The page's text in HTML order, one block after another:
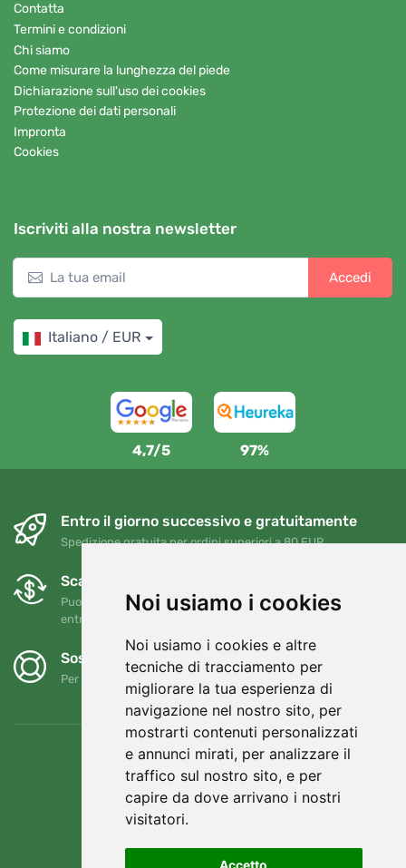
Noi usiamo i cookies
Noi usiamo i cookies e altre
tecniche di tracciamento per
migliorare la tua esperienza di
navigazione nel nostro sito, per
mostrarti contenuti personalizzati
e annunci mirati, per analizzare il
traffico sul nostro sito, e per
capire da dove arrivano i nostri
visitatori.
Accetto
Contatta
Termini e condizioni
Chi siamo
Come misurare la lunghezza del piede
Dichiarazione sull'uso dei cookies
Protezione dei dati personali
Impronta
Cookies
Iscriviti alla nostra newsletter
Accedi
Italiano / EUR
4,7/5 97%
Entro il giorno successivo e gratuitamente
Spedizione gratuita per ordini superiori a 80 EUR
Scambi e resi gratuiti
Puoi restituire o cambiare il tuo ordine in qualsiasi momento
entro 90 giorni
Sosteniamo Trees.org
Per ogni ordine piantiamo un albero! Leggi di più